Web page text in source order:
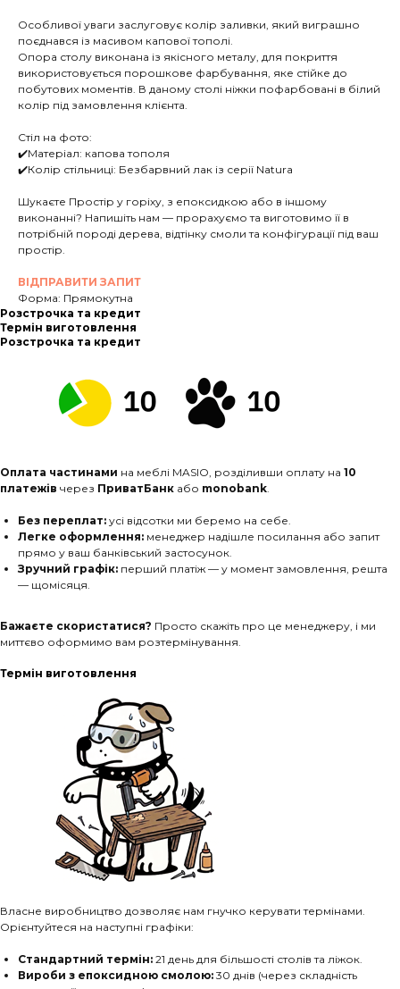
Особливої уваги заслуговує колір заливки, який виграшно
поєднався із масивом капової тополі.
Опора столу виконана із якісного металу, для покриття
використовується порошкове фарбування, яке стійке до
побутових моментів. В даному столі ніжки пофарбовані в білий
колір під замовлення клієнта.
Стіл на фото:
✔️Матеріал: капова тополя
✔️Колір стільниці: Безбарвний лак із серії Natura
Шукаєте Простір у горіху, з епоксидкою або в іншому
виконанні? Напишіть нам — прорахуємо та виготовимо її в
потрібній породі дерева, відтінку смоли та конфігурації під ваш
простір.
ВІДПРАВИТИ ЗАПИТ
Форма: Прямокутна
Розстрочка та кредит
Термін виготовлення
Розстрочка та кредит
Оплата частинами на меблі MASIO, розділивши оплату на 10
платежів через ПриватБанк або monobank.
Без переплат: усі відсотки ми беремо на себе.
Легке оформлення: менеджер надішле посилання або запит
прямо у ваш банківський застосунок.
Зручний графік: перший платіж — у момент замовлення, решта
— щомісяця.
Бажаєте скористатися? Просто скажіть про це менеджеру, і ми
миттєво оформимо вам розтермінування.
Термін виготовлення
Власне виробництво дозволяє нам гнучко керувати термінами.
Орієнтуйтеся на наступні графіки:
Стандартний термін: 21 день для більшості столів та ліжок.
Вироби з епоксидною смолою: 30 днів (через складність